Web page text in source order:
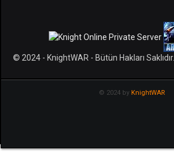
© 2024 - KnightWAR - Bütün Hakları Saklıdır.
© 2024 by KnightWAR